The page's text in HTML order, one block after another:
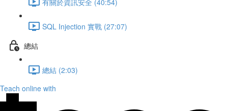
SQL Injection 實戰 (27:07)
總結
總結 (2:03)
Teach online with